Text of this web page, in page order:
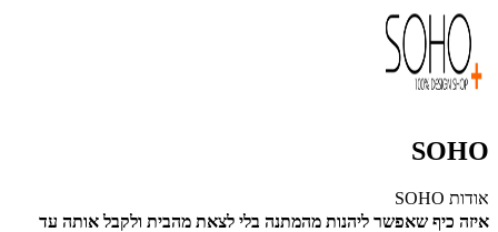
SOHO
אודות SOHO
איזה כיף שאפשר ליהנות מהמתנה בלי לצאת מהבית ולקבל אותה עד